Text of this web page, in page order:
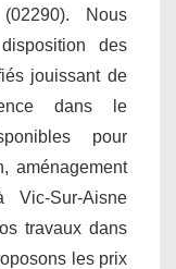
Nous
des
jouissant de
dans le
pour
aménagement
Sur-Aisne
travaux dans
les prix